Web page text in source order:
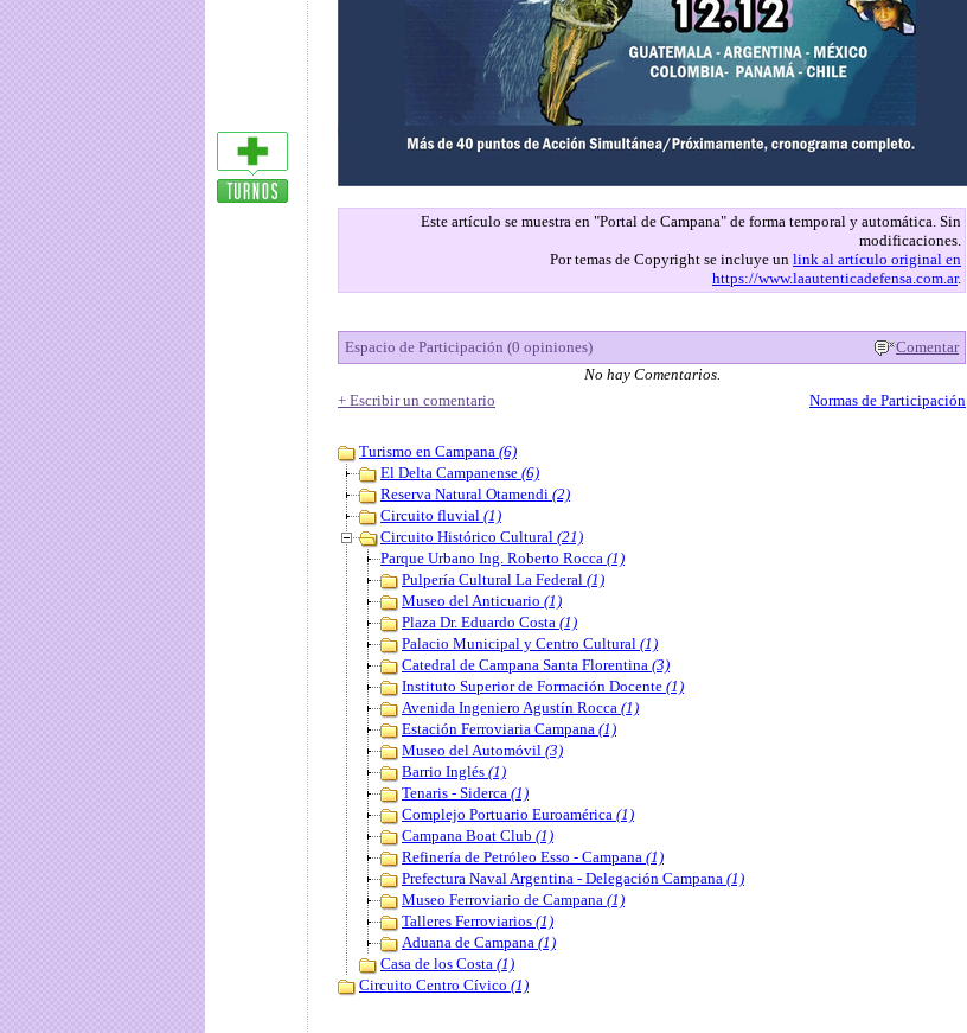
Este artículo se muestra en "Portal de Campana" de forma temporal y automática. Sin
modificaciones.
Por temas de Copyright se incluye un link al artículo original en
https://www.laautenticadefensa.com.ar.
Comentar
Espacio de Participación (0 opiniones)
No hay Comentarios.
Normas de Participación
+ Escribir un comentario
Turismo en Campana (6)
El Delta Campanense (6)
Reserva Natural Otamendi (2)
Circuito fluvial (1)
Circuito Histórico Cultural (21)
Parque Urbano Ing. Roberto Rocca (1)
Pulpería Cultural La Federal (1)
Museo del Anticuario (1)
Plaza Dr. Eduardo Costa (1)
Palacio Municipal y Centro Cultural (1)
Catedral de Campana Santa Florentina (3)
Instituto Superior de Formación Docente (1)
Avenida Ingeniero Agustín Rocca (1)
Estación Ferroviaria Campana (1)
Museo del Automóvil (3)
Barrio Inglés (1)
Tenaris - Siderca (1)
Complejo Portuario Euroamérica (1)
Campana Boat Club (1)
Refinería de Petróleo Esso - Campana (1)
Prefectura Naval Argentina - Delegación Campana (1)
Museo Ferroviario de Campana (1)
Talleres Ferroviarios (1)
Aduana de Campana (1)
Casa de los Costa (1)
Circuito Centro Cívico (1)